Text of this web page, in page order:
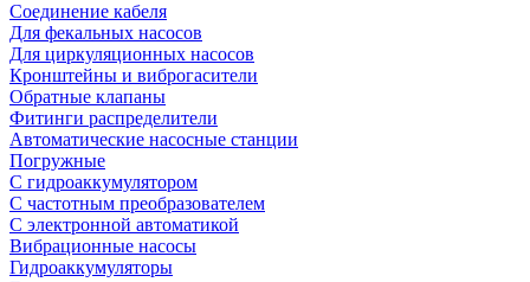
Соединение кабеля
Для фекальных насосов
Для циркуляционных насосов
Кронштейны и виброгасители
Обратные клапаны
Фитинги распределители
Автоматические насосные станции
Погружные
С гидроаккумулятором
С частотным преобразователем
С электронной автоматикой
Вибрационные насосы
Гидроаккумуляторы